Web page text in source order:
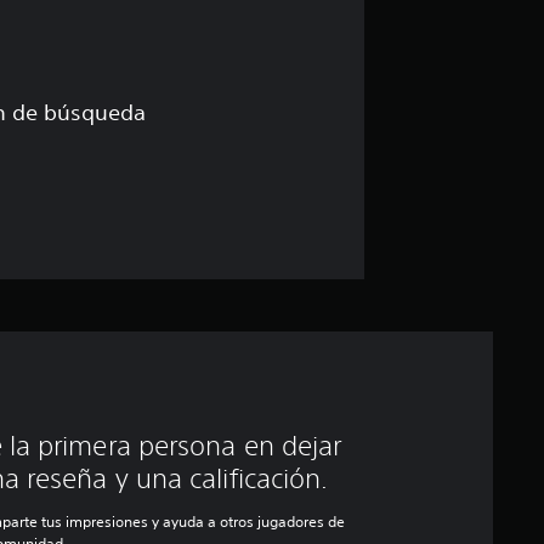
de búsqueda
la primera persona en dejar
reseña y una calificación.
tus impresiones y ayuda a otros jugadores de